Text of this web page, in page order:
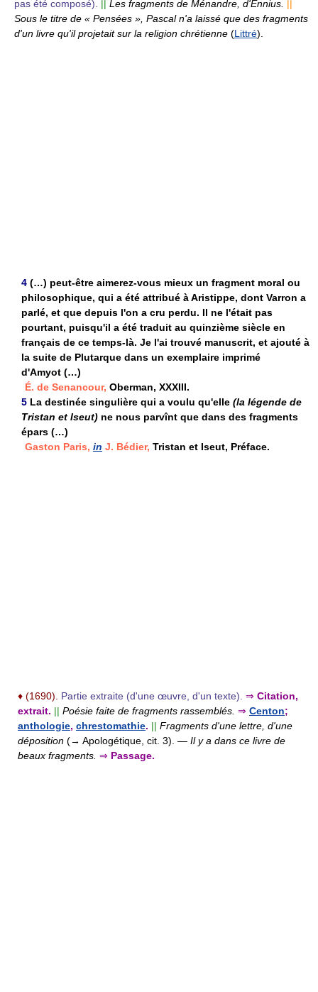
pas été composé).
|| Les fragments de Ménandre, d'Ennius. ||
Sous le titre de « Pensées », Pascal n'a laissé que des fragments
d'un livre qu'il projetait sur la religion chrétienne (Littré).
4 (…) peut-être aimerez-vous mieux un fragment moral ou
philosophique, qui a été attribué à Aristippe, dont Varron a
parlé, et que depuis l'on a cru perdu. Il ne l'était pas
pourtant, puisqu'il a été traduit au quinzième siècle en
français de ce temps-là. Je l'ai trouvé manuscrit, et ajouté à
la suite de Plutarque dans un exemplaire imprimé
d'Amyot (…)
É. de Senancour, Oberman, XXXIII.
5 La destinée singulière qui a voulu qu'elle (la légende de
Tristan et Iseut) ne nous parvînt que dans des fragments
épars (…)
Gaston Paris, in J. Bédier, Tristan et Iseut, Préface.
♦ (1690). Partie extraite (d'une œuvre, d'un texte). ⇒ Citation,
extrait. || Poésie faite de fragments rassemblés. ⇒ Centon;
anthologie, chrestomathie. || Fragments d'une lettre, d'une
déposition (→ Apologétique, cit. 3). — Il y a dans ce livre de
beaux fragments. ⇒ Passage.